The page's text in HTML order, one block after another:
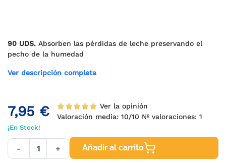
90 UDS. Absorben las pérdidas de leche preservando el
pecho de la humedad
Ver descripción completa
7,95 €
Ver la opinión
Valoración media: 10/10 Nº valoraciones: 1
¡En Stock!
- + Añadir al carrito